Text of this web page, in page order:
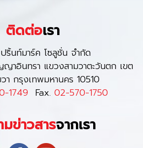
ติดต่อเรา
ริ้นท์มาร์ค โซลูชั่น จำกัด
าอินทรา แขวงสามวาตะวันตก เขต
า กรุงเทพมหานคร 10510
1749 Fax. 02-570-1750
ข่าวสารจากเรา